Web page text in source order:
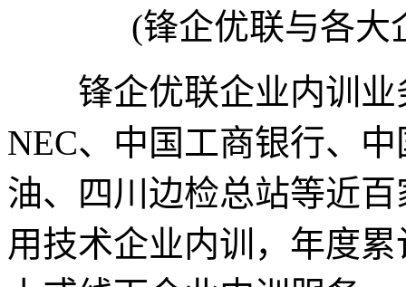
(锋企优联与各大
锋企优联企业内训业
NEC、中国工商银行、
油、四川边检总站等近
用技术企业内训，年度